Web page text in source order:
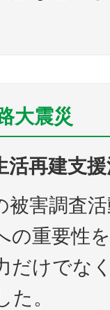
大震災
活再建支
被害調査
の重要性
だけでな
。